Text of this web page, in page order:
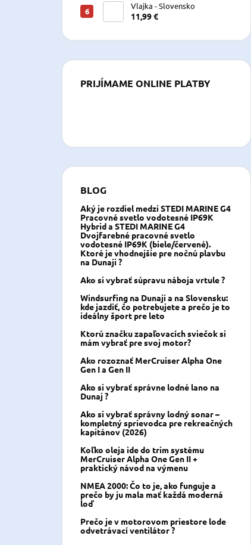
Vlajka - Slovensko
11,99 €
PRIJÍMAME ONLINE PLATBY
BLOG
Aký je rozdiel medzi STEDI MARINE G4
Pracovné svetlo vodotesné IP69K
Hybrid a STEDI MARINE G4
Dvojfarebné pracovné svetlo
vodotesné IP69K (biele/červené).
Ktoré je vhodnejšie pre nočnú plavbu
na Dunaji ?
Ako si vybrať súpravu náboja vrtule ?
Windsurfing na Dunaji a na Slovensku:
kde jazdiť, čo potrebujete a prečo je to
ideálny šport pre leto
Ktorú značku zapaľovacích sviečok si
mám vybrať pre svoj motor?
Ako rozoznať MerCruiser Alpha One
Gen I a Gen II
Ako si vybrať správne lodné lano na
Dunaj ?
Ako si vybrať správny lodný sonar –
kompletný sprievodca pre rekreačných
kapitánov (2026)
Koľko oleja ide do trim systému
MerCruiser Alpha One Gen II +
praktický návod na výmenu
NMEA 2000: Čo to je, ako funguje a
prečo by ju mala mať každá moderná
loď
Prečo je v motorovom priestore lode
odvetrávací ventilátor ?